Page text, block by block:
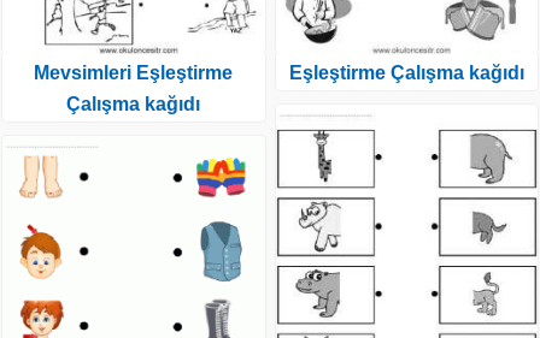
Mevsimleri Eşleştirme
Çalışma kağıdı
Eşleştirme Çalışma kağıdı